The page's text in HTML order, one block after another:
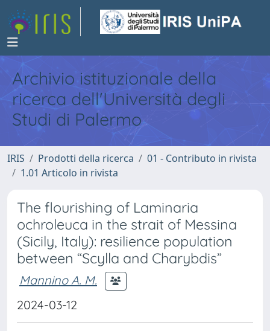
Archivio istituzionale della
ricerca dell'Università degli
Studi di Palermo
IRIS Prodotti della ricerca
01 - Contributo in rivista
1.01 Articolo in rivista
The flourishing of Laminaria
ochroleuca in the strait of Messina
(Sicily, Italy): resilience population
between “Scylla and Charybdis”
Mannino A. M.
2024-03-12